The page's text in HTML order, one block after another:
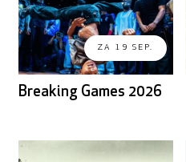
ZA 19 SEP.
Breaking Games 2026